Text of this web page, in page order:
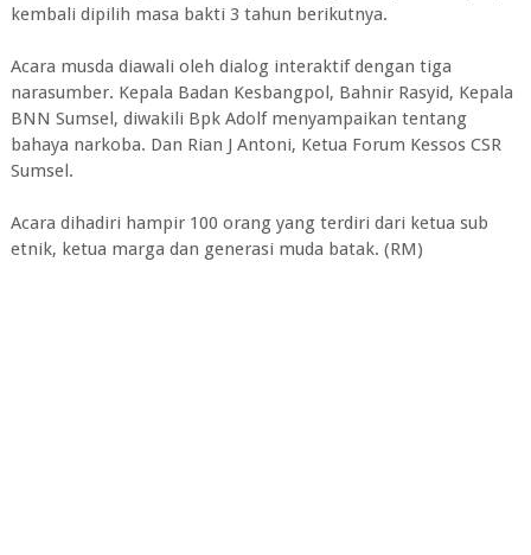
kembali dipilih masa bakti 3 tahun berikutnya.
Acara musda diawali oleh dialog interaktif dengan tiga
narasumber. Kepala Badan Kesbangpol, Bahnir Rasyid, Kepala
BNN Sumsel, diwakili Bpk Adolf menyampaikan tentang
bahaya narkoba. Dan Rian J Antoni, Ketua Forum Kessos CSR
Sumsel.
Acara dihadiri hampir 100 orang yang terdiri dari ketua sub
etnik, ketua marga dan generasi muda batak. (RM)